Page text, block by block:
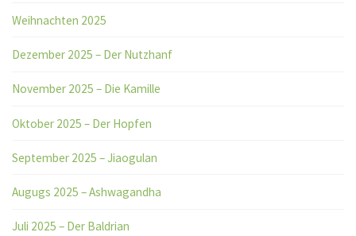
Weihnachten 2025
Dezember 2025 – Der Nutzhanf
November 2025 – Die Kamille
Oktober 2025 – Der Hopfen
September 2025 – Jiaogulan
Augugs 2025 – Ashwagandha
Juli 2025 – Der Baldrian